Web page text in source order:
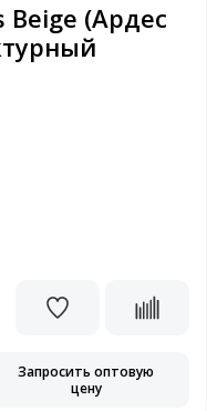
Beige (Ардес
Запросить оптовую
цену